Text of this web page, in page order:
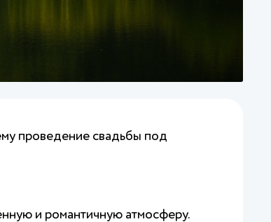
проведение свадьбы под
и романтичную атмосферу.